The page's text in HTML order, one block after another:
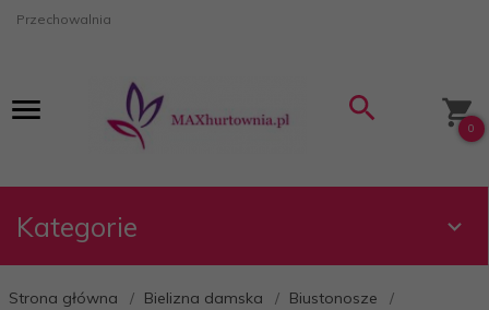
Przechowalnia
0
Kategorie
Strona główna Bielizna damska Biustonosze